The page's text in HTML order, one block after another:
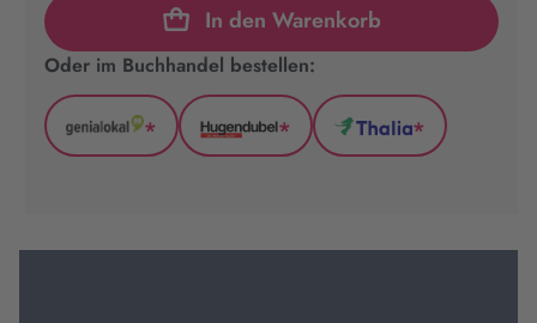
In den Warenkorb
Oder im Buchhandel bestellen:
GenialLokal
Tab
*
Hugendubel
Tab
*
Thalia
Tab
*